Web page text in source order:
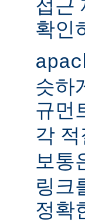
접근
확인
슷하
규먼
각
보통
링크
정확